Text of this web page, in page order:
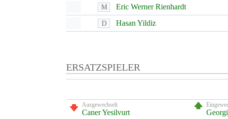
M Eric Werner Rienhardt
D Hasan Yildiz
ERSATZSPIELER
Ausgewechselt
Caner Yesilvurt